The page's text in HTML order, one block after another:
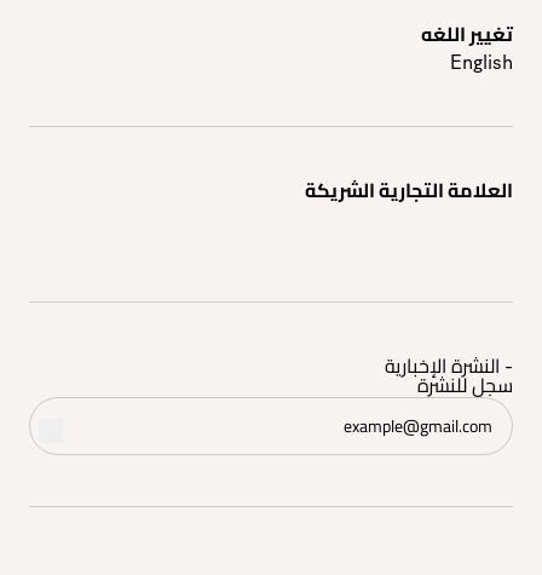
تغيير اللغه
English
العلامة التجارية الشريكة
- النشرة الإخبارية
سجل للنشرة